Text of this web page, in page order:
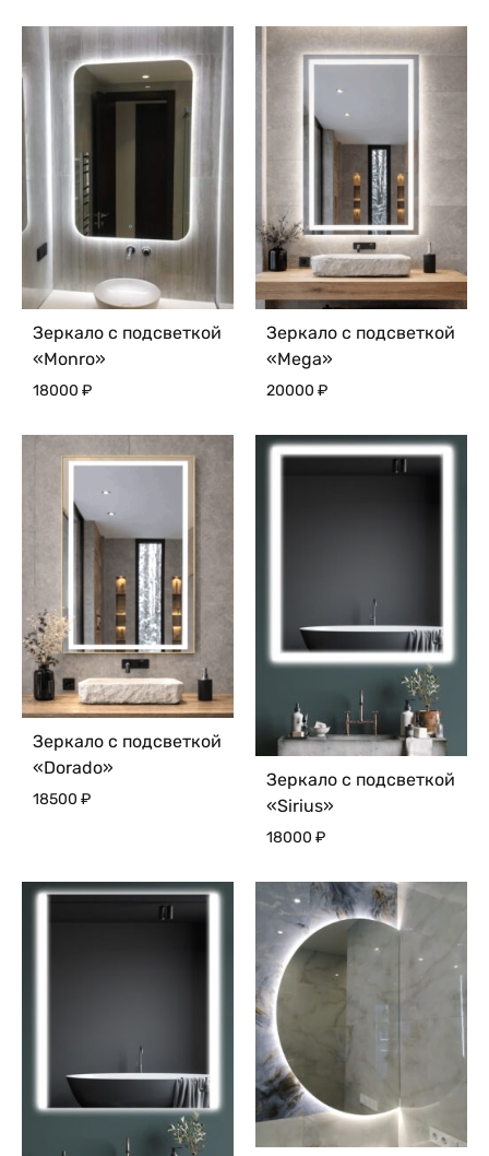
Зеркало с подсветкой
«Monro»
18000 ₽
Зеркало с подсветкой
«Mega»
20000 ₽
Зеркало с подсветкой
«Dorado»
18500 ₽
Зеркало с подсветкой
«Sirius»
18000 ₽